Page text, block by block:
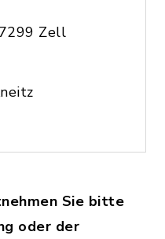
Zell
Sie bitte
oder der